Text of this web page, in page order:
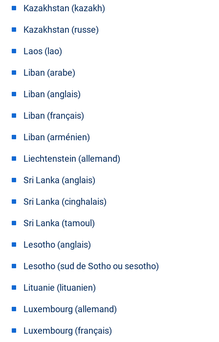
Kazakhstan (kazakh)
Kazakhstan (russe)
Laos (lao)
Liban (arabe)
Liban (anglais)
Liban (français)
Liban (arménien)
Liechtenstein (allemand)
Sri Lanka (anglais)
Sri Lanka (cinghalais)
Sri Lanka (tamoul)
Lesotho (anglais)
Lesotho (sud de Sotho ou sesotho)
Lituanie (lituanien)
Luxembourg (allemand)
Luxembourg (français)